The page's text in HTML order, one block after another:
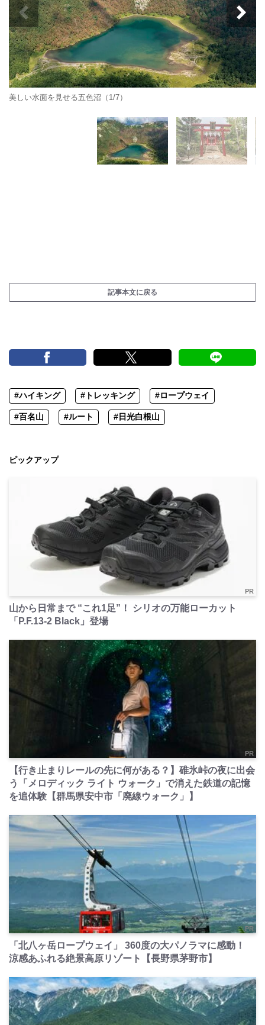
美しい水面を見せる五色沼（1/7）
記事本文に戻る
#ハイキング #トレッキング #ロープウェイ
#百名山 #ルート #日光白根山
ピックアップ
PR
山から日常まで “これ1足”！ シリオの万能ローカット
「P.F.13-2 Black」登場
PR
【行き止まりレールの先に何がある？】碓氷峠の夜に出会
う「メロディック ライト ウォーク」で消えた鉄道の記憶
を追体験【群馬県安中市「廃線ウォーク」】
PR
「北八ヶ岳ロープウェイ」 360度の大パノラマに感動！
涼感あふれる絶景高原リゾート【長野県茅野市】